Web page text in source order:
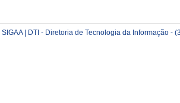
SIGAA | DTI - Diretoria de Tecnologia da Informação